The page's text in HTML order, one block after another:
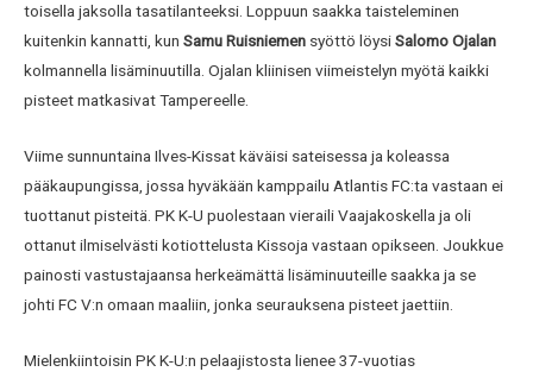
toisella jaksolla tasatilanteeksi. Loppuun saakka taisteleminen
kuitenkin kannatti, kun Samu Ruisniemen syöttö löysiSalomo Ojalan
kolmannella lisäminuutilla. Ojalan kliinisen viimeistelyn myötä kaikki
pisteet matkasivat Tampereelle.
Viime sunnuntaina Ilves-Kissat käväisi sateisessa ja koleassa
pääkaupungissa, jossa hyväkään kamppailu Atlantis FC:ta vastaan ei
tuottanut pisteitä. PK K-U puolestaan vieraili Vaajakoskella ja oli
ottanut ilmiselvästi kotiottelusta Kissoja vastaan opikseen. Joukkue
painosti vastustajaansa herkeämättä lisäminuuteille saakka ja se
johti FC V:n omaan maaliin, jonka seurauksena pisteet jaettiin.
Mielenkiintoisin PK K-U:n pelaajistosta lienee 37-vuotias